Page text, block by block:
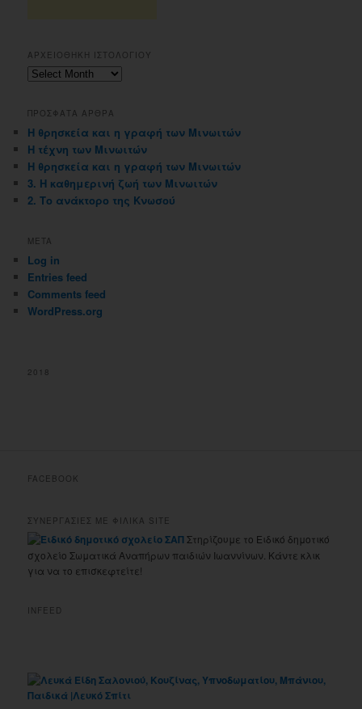
ΑΡΧΕΙΟΘΗΚΗ ΙΣΤΟΛΟΓΙΟΥ
Αρχειοθηκη
ΠΡΟΣΦΑΤΑ ΑΡΘΡΑ
Η θρησκεία και η γραφή των Μινωιτών
Η τέχνη των Μινωιτών
Η θρησκεία και η γραφή των Μινωιτών
3. Η καθημερινή ζωή των Μινωιτών
2. Το ανάκτορο της Κνωσού
META
Log in
Entries feed
Comments feed
WordPress.org
2018
FACEBOOK
ΣΥΝΕΡΓΑΣΙΕΣ ΜΕ ΦΙΛΙΚΑ SITE
Στηρίζουμε το Ειδικό δημοτικό
σχολείο Σωματικά Αναπήρων παιδιών Ιωαννίνων. Κάντε κλικ
για να το επισκεφτείτε!
INFEED